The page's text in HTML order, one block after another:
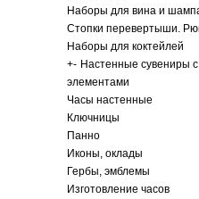
Наборы для вина и
Стопки перевертыши.
Наборы для коктейлей
+- Настенные сувениры
элементами
Часы настенные
Ключницы
Панно
Иконы, оклады
Гербы, эмблемы
Изготовление часов